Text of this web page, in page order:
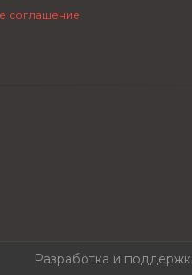
соглашение
Разработка и